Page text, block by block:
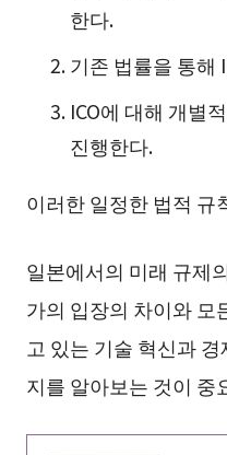
한다.
기존 법률을 통해
ICO에 대해 개별
진행한다.
이러한 일정한 법적 규
일본에서의 미래 규제
가의 입장의 차이와 모
고 있는 기술 혁신과
지를 알아보는 것이 중